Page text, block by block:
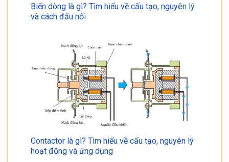
Biến dòng là gì? Tìm hiểu về cấu tạo, nguyên lý
và cách đấu nối
Contactor là gì? Tìm hiểu về cấu tạo, nguyên lý
hoạt động và ứng dụng